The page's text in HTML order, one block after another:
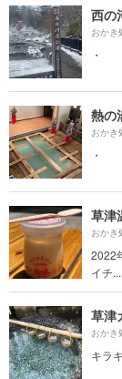
西の
おかき
・
熱の
おかき
・
草津
おかき
2022
イチ...
草津
おかき
キラ